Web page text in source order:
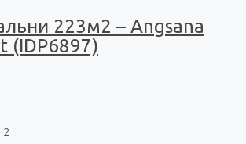
223м2 – Angsana
(IDP6897)
2